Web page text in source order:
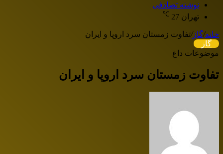
نوشته تصادفی
تهران 27
℃
خانه/گاز/تفاوت زمستان سرد اروپا و ایران
گاز
موضوعات داغ
تفاوت زمستان سرد اروپا و ایران